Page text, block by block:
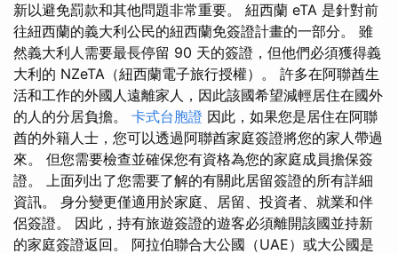
新以避免罰款和其他問題非常重要。 紐西蘭 eTA 是針對前
往紐西蘭的義大利公民的紐西蘭免簽證計畫的一部分。 雖
然義大利人需要最長停留 90 天的簽證，但他們必須獲得義
大利的 NZeTA（紐西蘭電子旅行授權）。 許多在阿聯酋生
活和工作的外國人遠離家人，因此該國希望減輕居住在國外
的人的分居負擔。 卡式台胞證 因此，如果您是居住在阿聯
酋的外籍人士，您可以透過阿聯酋家庭簽證將您的家人帶過
來。 但您需要檢查並確保您有資格為您的家庭成員擔保簽
證。 上面列出了您需要了解的有關此居留簽證的所有詳細
資訊。 身分變更僅適用於家庭、居留、投資者、就業和伴
侶簽證。 因此，持有旅遊簽證的遊客必須離開該國並持新
的家庭簽證返回。 阿拉伯聯合大公國（UAE）或大公國是